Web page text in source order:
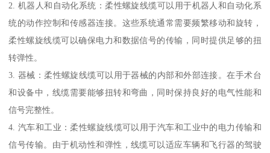
2. 机器人和自动化系统：柔性螺旋线缆可以用于机器人和自动化系
统的动作控制和传感器连接。这些系统通常需要频繁移动和旋转，
柔性螺旋线缆可以确保电力和数据信号的传输，同时提供足够的扭
转弹性。
3. 器械：柔性螺旋线缆可以用于器械的内部和外部连接。在手术台
和设备中，线缆需要能够扭转和弯曲，同时保持良好的电气性能和
信号完整性。
4. 汽车和工业：柔性螺旋线缆可以用于汽车和工业中的电力传输和
信号传输。由于机动性和弹性，线缆可以适应车辆和飞行器的驾驶